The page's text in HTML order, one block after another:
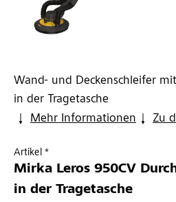
Wand- und Deckenschleifer
in der Tragetasche
Mehr Informationen
Zu
Artikel *
Mirka Leros 950CV
in der Tragetasche